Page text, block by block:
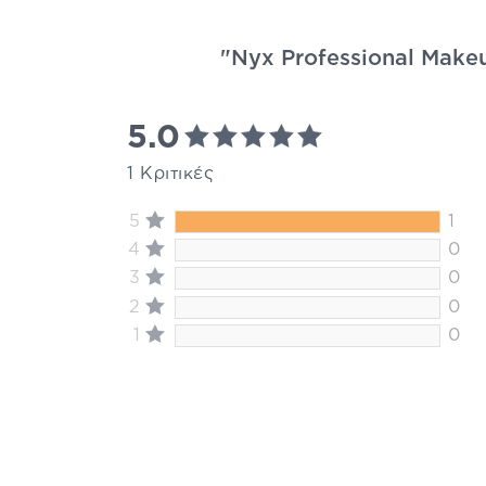
"Nyx Professional
5.0
1 Κριτικές
5
1
4
0
3
0
2
0
1
0